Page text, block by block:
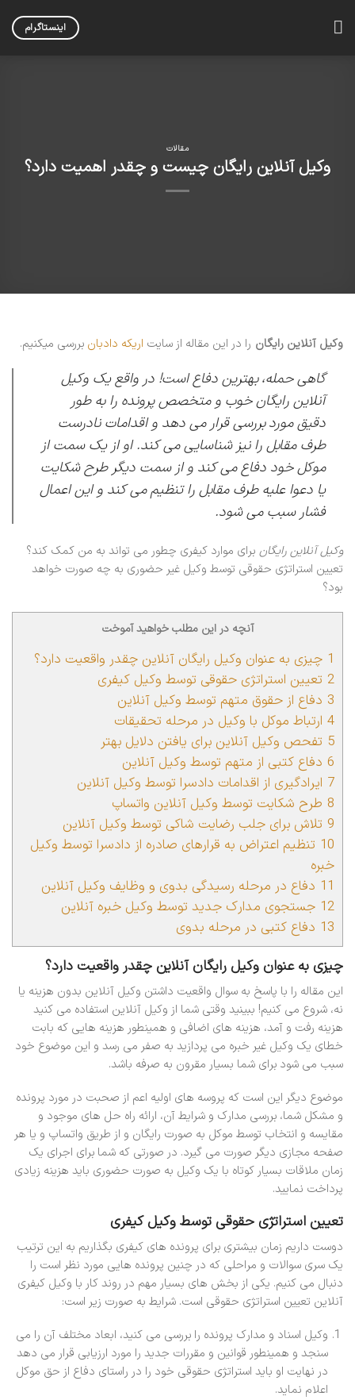
اینستاگرام
مقالات
وکیل آنلاین رایگان چیست و چقدر اهمیت دارد؟
وکیل آنلاین رایگان را در این مقاله از سایت اریکه دادبان بررسی میکنیم.
گاهی حمله، بهترین دفاع است! در واقع یک وکیل
آنلاین رایگان خوب و متخصص پرونده را به طور
دقیق مورد بررسی قرار می دهد و اقدامات نادرست
طرف مقابل را نیز شناسایی می کند. او از یک سمت از
موکل خود دفاع می کند و از سمت دیگر طرح شکایت
یا دعوا علیه طرف مقابل را تنظیم می کند و این اعمال
فشار سبب می شود.
وکیل آنلاین رایگان برای موارد کیفری چطور می تواند به من کمک کند؟
تعیین استراتژی حقوقی توسط وکیل غیر حضوری به چه صورت خواهد
بود؟
آنچه در این مطلب خواهید آموخت
1 چیزی به عنوان وکیل رایگان آنلاین چقدر واقعیت دارد؟
2 تعیین استراتژی حقوقی توسط وکیل کیفری
3 دفاع از حقوق متهم توسط وکیل آنلاین
4 ارتباط موکل با وکیل در مرحله تحقیقات
5 تفحص وکیل آنلاین برای یافتن دلایل بهتر
6 دفاع کتبی از متهم توسط وکیل آنلاین
7 ایرادگیری از اقدامات دادسرا توسط وکیل آنلاین
8 طرح شکایت توسط وکیل آنلاین واتساپ
9 تلاش برای جلب رضایت شاکی توسط وکیل آنلاین
10 تنظیم اعتراض به قرارهای صادره از دادسرا توسط وکیل
خبره
11 دفاع در مرحله رسیدگی بدوی و وظایف وکیل آنلاین
12 جستجوی مدارک جدید توسط وکیل خبره آنلاین
13 دفاع کتبی در مرحله بدوی
چیزی به عنوان وکیل رایگان آنلاین چقدر واقعیت دارد؟
این مقاله را با پاسخ به سوال واقعیت داشتن وکیل آنلاین بدون هزینه یا
نه، شروع می کنیم! ببینید وقتی شما از وکیل آنلاین استفاده می کنید
هزینه رفت و آمد، هزینه های اضافی و همینطور هزینه هایی که بابت
خطای یک وکیل غیر خبره می پردازید به صفر می رسد و این موضوع خود
سبب می شود برای شما بسیار مقرون به صرفه باشد.
موضوع دیگر این است که پروسه های اولیه اعم از صحبت در مورد پرونده
و مشکل شما، بررسی مدارک و شرایط آن، ارائه راه حل های موجود و
مقایسه و انتخاب توسط موکل به صورت رایگان و از طریق واتساپ و یا هر
صفحه مجازی دیگر صورت می گیرد. در صورتی که شما برای اجرای یک
زمان ملاقات بسیار کوتاه با یک وکیل به صورت حضوری باید هزینه زیادی
پرداخت نمایید.
تعیین استراتژی حقوقی توسط وکیل کیفری
دوست داریم زمان بیشتری برای پرونده های کیفری بگذاریم به این ترتیب
یک سری سوالات و مراحلی که در چنین پرونده هایی مورد نظر است را
دنبال می کنیم. یکی از بخش های بسیار مهم در روند کار با وکیل کیفری
آنلاین تعیین استراتژی حقوقی است. شرایط به صورت زیر است:
وکیل اسناد و مدارک پرونده را بررسی می کنید، ابعاد مختلف آن را می
سنجد و همینطور قوانین و مقررات جدید را مورد ارزیابی قرار می دهد
در نهایت او باید استراتژی حقوقی خود را در راستای دفاع از حق موکل
اعلام نماید.